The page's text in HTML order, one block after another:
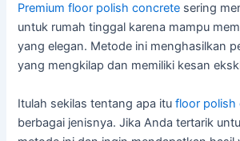
Premium floor polishconcrete sering
untuk rumah tinggal karena mampu
yang elegan. Metode ini menghasilkan
yang mengkilap dan memiliki kesan
Itulah sekilas tentang apa itufloor polish
berbagai jenisnya. Jika Anda tertarik